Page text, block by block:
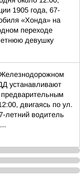
1905 года, 67-
«Хонда» на
переходе
девушку
устанавливают
двигаясь по ул.
летний водитель